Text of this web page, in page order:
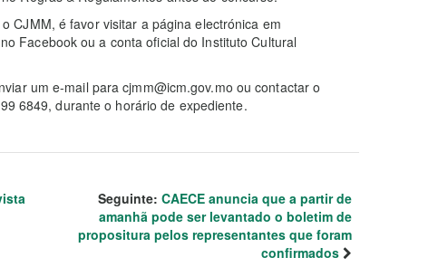
CJMM, é favor visitar a página electrónica em
Facebook ou a conta oficial do Instituto Cultural
um e-mail para cjmm@icm.gov.mo ou contactar o
6849, durante o horário de expediente.
Seguinte: CAECE anuncia que a partir de
amanhã pode ser levantado o boletim de
propositura pelos representantes que foram
confirmados